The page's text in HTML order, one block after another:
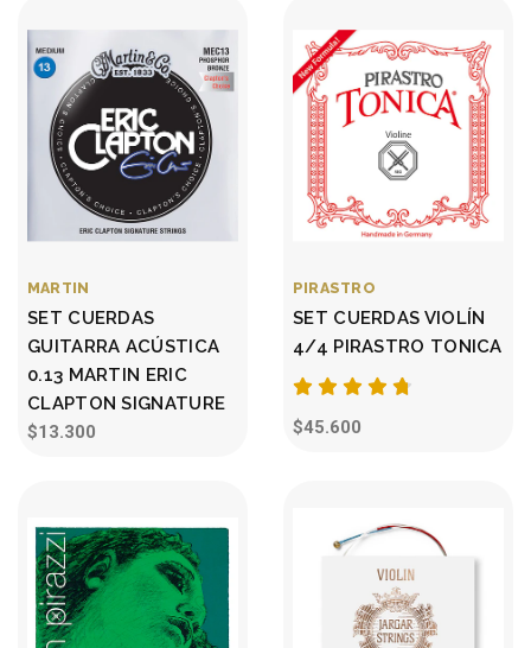
MARTIN
SET CUERDAS
GUITARRA ACÚSTICA
0.13 MARTIN ERIC
CLAPTON SIGNATURE
$13.300
PIRASTRO
SET CUERDAS VIOLÍN
4/4 PIRASTRO TONICA
$45.600